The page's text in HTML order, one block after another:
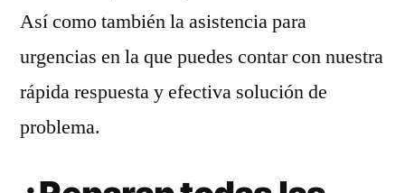
Así como también la asistencia para
urgencias en la que puedes contar con nuestra
rápida respuesta y efectiva solución de
problema.